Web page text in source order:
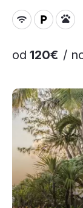
od 120€ /